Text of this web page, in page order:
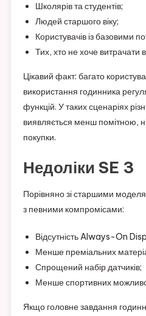
Школярів та студентів;
Людей старшого віку;
Користувачів із базовими
Тих, хто не хоче витрачати
Цікавий факт: багато
використання годинника
функцій. У таких сценаріях
виявляється менш помітною,
покупки.
Недоліки SE 3
Порівняно зі старшими
з певними компромісами:
Відсутність Always-On
Менше преміальних
Спрощений набір датчиків;
Менше спортивних
Якщо головне завдання